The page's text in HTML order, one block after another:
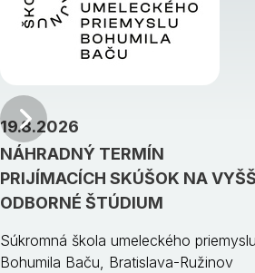
NÁHRADNÝ TERMÍN
PRIJÍMACÍCH SKÚŠOK NA
ODBORNÉ ŠTÚDIUM
19.8.2026
Súkromná škola umeleckého priemyslu
Bohumila Baču, Bratislava-Ružinov
Predchádzajúci